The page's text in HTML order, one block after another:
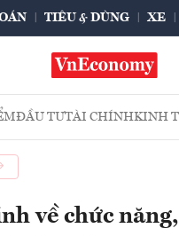
TIÊU & DÙNG XE
ĐẦU TƯTÀI CHÍNHKINH
về chức